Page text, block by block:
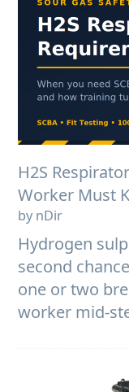
H2S
Worker Must
by nDir
Hydrogen
second
one or two
worker mid-